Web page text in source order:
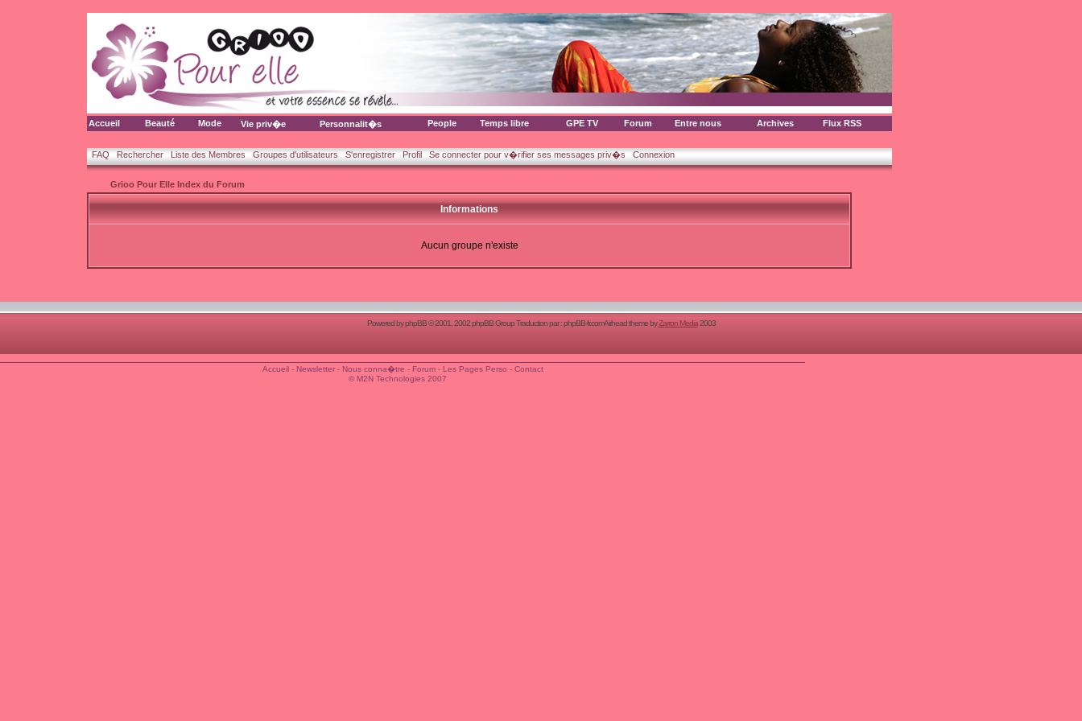
Accueil Beauté Mode Vie priv�e Personnalit�s People Temps libre GPE TV Forum Entre nous Archives Flux RSS
FAQ Rechercher Liste des Membres Groupes d'utilisateurs S'enregistrer Profil Se connecter pour v�rifier ses messages priv�s Connexion
Grioo Pour Elle Index du Forum
Informations
Aucun groupe n'existe
Powered byphpBB© 2001, 2002 phpBB Group Traduction par :phpBB-fr.comAirhead theme byZarron Media2003
Accueil- Newsletter- Nous conna�tre - Forum- Les Pages Perso - Contact
© M2N Technologies 2007